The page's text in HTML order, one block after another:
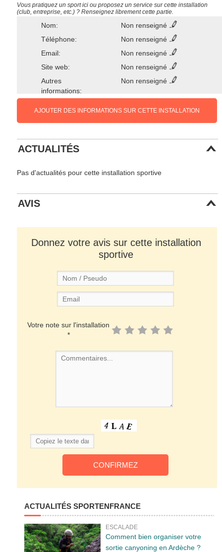
Vous pratiquez un sport ici ou proposez un service sur cette installation
(club, entreprise, etc.) ? Renseignez librement cette partie.
Nom:
Non renseigné
Téléphone:
Non renseigné
Email:
Non renseigné
Site web:
Non renseigné
Autres
informations:
Non renseigné
AJOUTER DES INFORMATIONS SUR CETTE INSTALLATION
ACTUALITÉS
Pas d'actualités pour cette installation sportive
AVIS
Donnez votre avis sur cette installation
sportive
Votre note sur l'installation
*
ACTUALITÉS SPORTENFRANCE
ESCALADE
Comment bien organiser votre
sortie canyoning en Ardèche ?